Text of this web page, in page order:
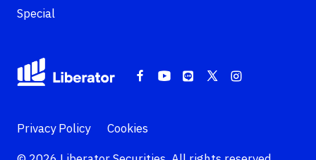
Special
Privacy Policy
Cookies